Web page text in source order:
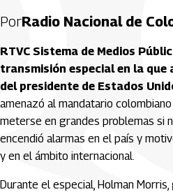
PorRadio Nacional de
RTVC Sistema de Medios
transmisión especial en la que
del presidente de Estados
amenazó al mandatario
meterse en grandes problemas si
encendió alarmas en el país y
y en el ámbito internacional.
Durante el especial, Holman